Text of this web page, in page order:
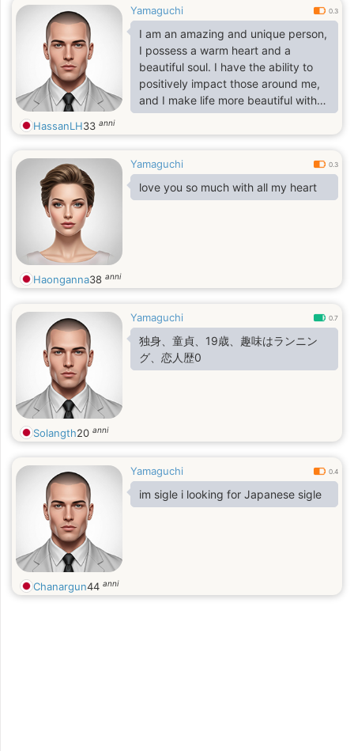
Yamaguchi 0.3
I am an amazing and unique person,
I possess a warm heart and a
beautiful soul. I have the ability to
positively impact those around me,
and I make life more beautiful with
my optimism and smile. I am a
diligent and persistent person, and I
and dreams. I am also a deep
thinker, I have a unique perspective
on life, and I can see the beauty in
enthusiastic person, and I love to
share my thoughts and opinions with
others
HassanLH33 anni
Yamaguchi 0.3
love you so much with all my heart
Haonganna38 anni
Yamaguchi 0.7
独身、童貞、19歳、趣味はランニン
グ、恋人歴0
Solangth20 anni
Yamaguchi 0.4
im sigle i looking for Japanese sigle
Chanargun44 anni